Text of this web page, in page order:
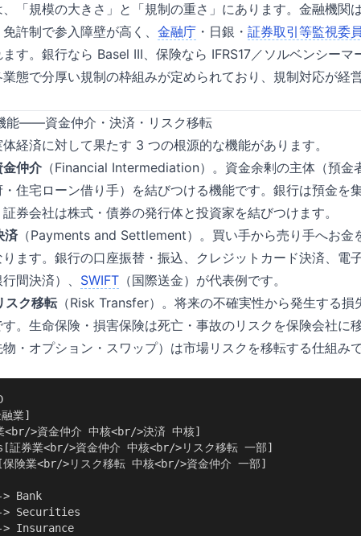
「規模の大きさ」と「規制の重さ」にあります。金融機関
許制で参入障壁が高く、 金融庁 ・日銀・ 証券取引等監視委
す。銀行なら Basel III、保険なら IFRS17／ソルベンシーマ
態で分厚い規制の枠組みが定められており、規制対応が経
能——資金仲介・決済・リスク移転
経済に対して果たす 3 つの根源的な機能があります。
金仲介 （Financial Intermediation）。資金余剰の主体（預金
住宅ローン借り手）を結びつける機能です。銀行は預金を
券会社は株式・債券の発行体と投資家を結びつけます。
済 （Payments and Settlement）。買い手から売り手へお金
ます。銀行の口座振替・振込、クレジットカード決済、電
行間決済）、 SWIFT （国際送金）が代表例です。
スク移転（Risk Transfer）。将来の不確実性から発生する損
。生命保険・損害保険は死亡・事故のリスクを保険会社に
・オプション・スワップ）は市場リスクを移転する仕組みで
業]
>資金仲介 中核<br/>決済 中核]
券業<br/>資金仲介 中核<br/>リスク移転 一部]
険業<br/>リスク移転 中核<br/>資金仲介 一部]
> Bank
Securities
Insurance